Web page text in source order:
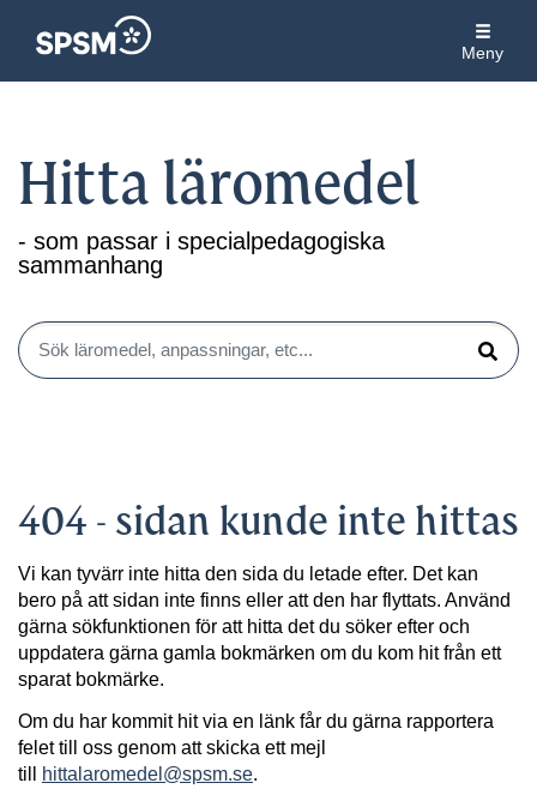
Meny
Hitta läromedel
- som passar i specialpedagogiska
sammanhang
Sök läromedel, anpassningar, etc...
Sök
404 - sidan kunde inte hittas
Vi kan tyvärr inte hitta den sida du letade efter. Det kan
bero på att sidan inte finns eller att den har flyttats. Använd
gärna sökfunktionen för att hitta det du söker efter och
uppdatera gärna gamla bokmärken om du kom hit från ett
sparat bokmärke.
Om du har kommit hit via en länk får du gärna rapportera
felet till oss genom att skicka ett mejl
till
hittalaromedel@spsm.se.